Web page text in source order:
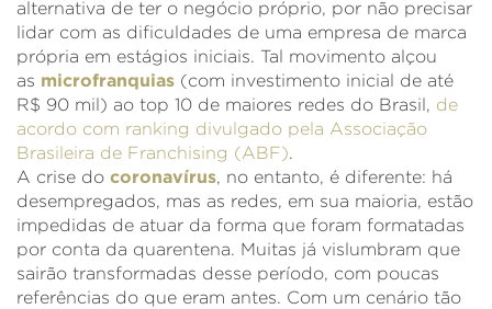
alternativa de ter o negócio próprio, por não precisar
lidar com as dificuldades de uma empresa de marca
própria em estágios iniciais. Tal movimento alçou
as microfranquias (com investimento inicial de até
R$ 90 mil) ao top 10 de maiores redes do Brasil, de
acordo com ranking divulgado pela Associação
Brasileira de Franchising (ABF).
A crise do coronavírus, no entanto, é diferente: há
desempregados, mas as redes, em sua maioria, estão
impedidas de atuar da forma que foram formatadas
por conta da quarentena. Muitas já vislumbram que
sairão transformadas desse período, com poucas
referências do que eram antes. Com um cenário tão